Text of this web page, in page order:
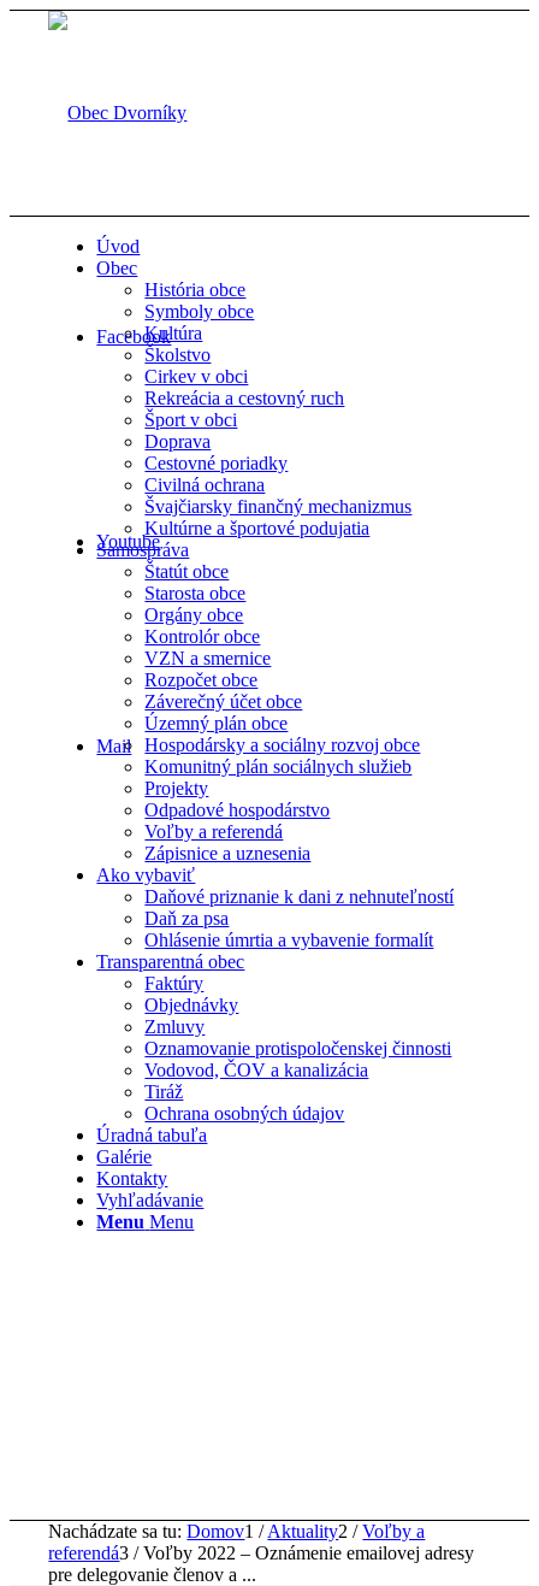
Facebook
Youtube
Mail
Úvod
Obec
História obce
Symboly obce
Kultúra
Školstvo
Cirkev v obci
Rekreácia a cestovný ruch
Šport v obci
Doprava
Cestovné poriadky
Civilná ochrana
Švajčiarsky finančný mechanizmus
Kultúrne a športové podujatia
Samospráva
Štatút obce
Starosta obce
Orgány obce
Kontrolór obce
VZN a smernice
Rozpočet obce
Záverečný účet obce
Územný plán obce
Hospodársky a sociálny rozvoj obce
Komunitný plán sociálnych služieb
Projekty
Odpadové hospodárstvo
Voľby a referendá
Zápisnice a uznesenia
Ako vybaviť
Daňové priznanie k dani z nehnuteľností
Daň za psa
Ohlásenie úmrtia a vybavenie formalít
Transparentná obec
Faktúry
Objednávky
Zmluvy
Oznamovanie protispoločenskej činnosti
Vodovod, ČOV a kanalizácia
Tiráž
Ochrana osobných údajov
Úradná tabuľa
Galérie
Kontakty
Vyhľadávanie
Menu Menu
Nachádzate sa tu: Domov1 / Aktuality2 / Voľby a
referendá3 / Voľby 2022 – Oznámenie emailovej adresy
pre delegovanie členov a ...